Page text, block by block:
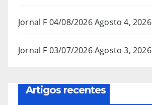
Jornal F 04/08/2026Agosto 4, 2026
Jornal F 03/07/2026Agosto 3, 2026
Artigos recentes